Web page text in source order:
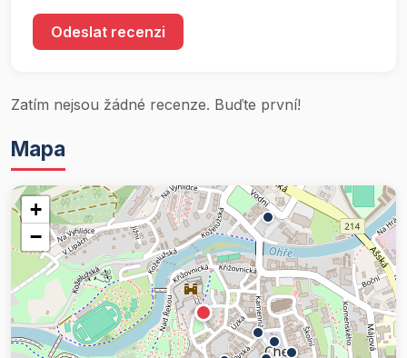
Odeslat recenzi
Zatím nejsou žádné recenze. Buďte první!
Mapa
+
−